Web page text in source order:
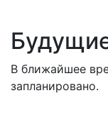
В ближайшее
запланировано.